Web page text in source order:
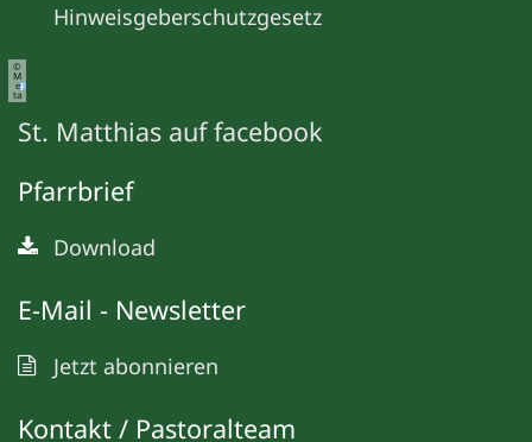
Hinweisgeberschutzgesetz
©
M
e
ta
St. Matthias auf facebook
Pfarrbrief
Download
E-Mail - Newsletter
Jetzt abonnieren
Kontakt / Pastoralteam